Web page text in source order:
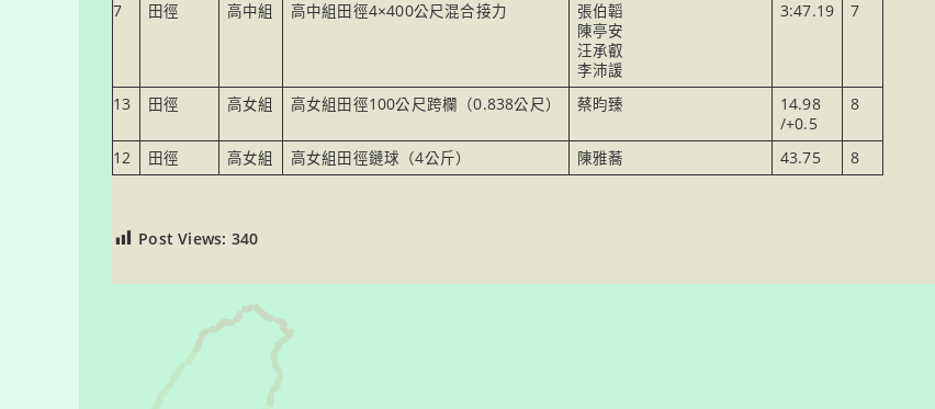
7 田徑 高中組 高中組田徑4×400公尺混合接力
張伯韜
陳亭安
汪承叡
李沛諼
3:47.19 7
13 田徑 高女組 高女組田徑100公尺跨欄（0.838公尺） 蔡昀臻
14.98
/+0.5
8
12 田徑 高女組 高女組田徑鏈球（4公斤） 陳雅蕎 43.75 8
Post Views: 340